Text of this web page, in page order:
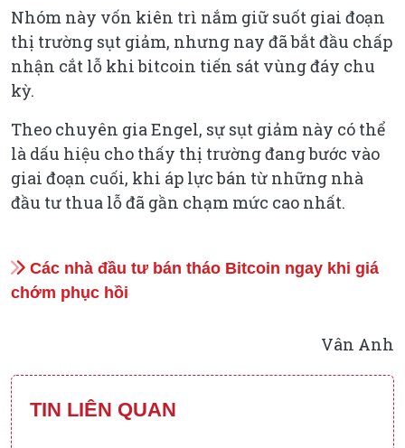
Nhóm này vốn kiên trì nắm giữ suốt giai đoạn
thị trường sụt giảm, nhưng nay đã bắt đầu chấp
nhận cắt lỗ khi bitcoin tiến sát vùng đáy chu
kỳ.
Theo chuyên gia Engel, sự sụt giảm này có thể
là dấu hiệu cho thấy thị trường đang bước vào
giai đoạn cuối, khi áp lực bán từ những nhà
đầu tư thua lỗ đã gần chạm mức cao nhất.
Các nhà đầu tư bán tháo Bitcoin ngay khi giá
chớm phục hồi
Vân Anh
TIN LIÊN QUAN